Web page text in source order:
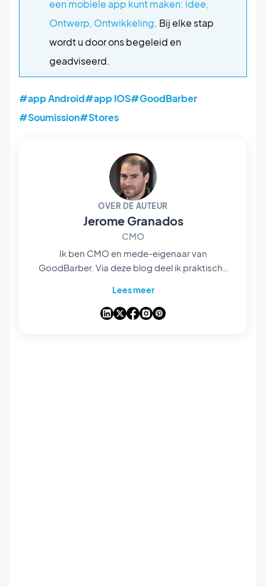
een mobiele app kunt maken: idee,
Ontwerp, Ontwikkeling. Bij elke stap
wordt u door ons begeleid en
geadviseerd.
#app Android#app IOS#GoodBarber
#Soumission#Stores
OVER DE AUTEUR
Jerome Granados
CMO
Ik ben CMO en mede-eigenaar van
GoodBarber. Via deze blog deel ik praktische
analyses van de trends die de wereld van
mobiele apps en no-code veranderen, en
Lees meer